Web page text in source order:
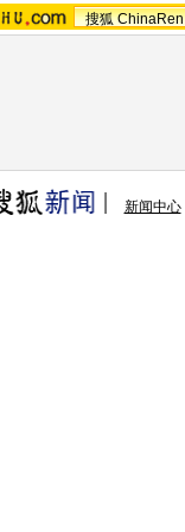
搜狐 ChinaRen
新闻中心